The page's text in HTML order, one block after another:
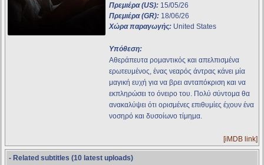
Πρεμιέρα (US): 15/05/26
Πρεμιέρα (GR): 18/06/26
Χώρα παραγωγής: United States
Υπόθεση:
Αθεράπευτα ρομαντικός και απελπισμένα
ερωτευμένος, ένας νεαρός άντρας κάνει μία
μαγική ευχή για να βρει ανταπόκριση και να
εκπληρώσει το όνειρο του. Πολύ σύντομα θα
ανακαλύψει ότι ορισμένες επιθυμίες έχουν ένα
νοσηρό και δυσοίωνο τίμημα.
[iMDB link]
- Related subtitles (10 latest uploads)